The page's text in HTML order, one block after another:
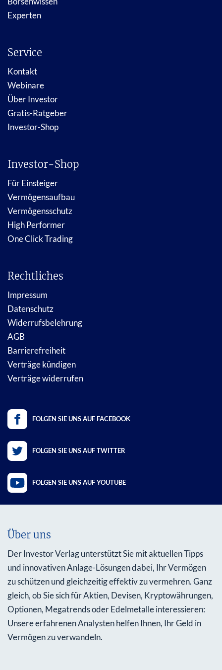
Experten
Service
Kontakt
Webinare
Über Investor
Gratis-Ratgeber
Investor-Shop
Investor-Shop
Für Einsteiger
Vermögensaufbau
Vermögensschutz
High Performer
One Click Trading
Rechtliches
Impressum
Datenschutz
Widerrufsbelehrung
AGB
Barrierefreiheit
Verträge kündigen
Verträge widerrufen
FOLGEN SIE UNS AUF FACEBOOK
FOLGEN SIE UNS AUF TWITTER
FOLGEN SIE UNS AUF YOUTUBE
Über uns
Der Investor Verlag unterstützt Sie mit aktuellen Tipps
und innovativen Anlage-Lösungen dabei, Ihr Vermögen
zu schützen und gleichzeitig effektiv zu vermehren. Ganz
gleich, ob Sie sich für Aktien, Devisen, Kryptowährungen,
Optionen, Megatrends oder Edelmetalle interessieren:
Unsere erfahrenen Analysten helfen Ihnen, Ihr Geld in
Vermögen zu verwandeln.